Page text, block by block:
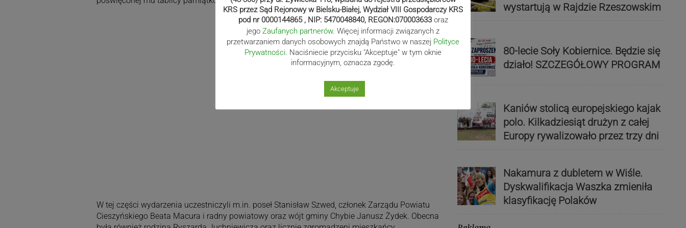
W tej części wydarzenia uczestniczyli m.in. poseł Stanisław Szwed, członek Zarządu Powiatu
Cieszyńskiego Beata Macura i radny powiatowy oraz wójt gminy Chybie Janusz Żydek. Obecna
wystartują w Rajdzie Rzeszowskim
80-lecie Soły Kobiernice. Będzie się
działo! SZCZEGÓŁOWY PROGRAM
Kaniów stolicą europejskiego kajak
polo. Kilkadziesiąt drużyn z całej
Europy rywalizowało przez trzy dni
Nakamura z dubletem w Wiśle.
Dyskwalifikacja Waszka zmieniła
klasyfikację Polaków
KRS przez Sąd Rejonowy w Bielsku-Białej, Wydział VIII Gospodarczy KRS
pod nr 0000144865 , NIP: 5470048840, REGON:070003633 oraz
jego Zaufanych partnerów. Więcej informacji związanych z
przetwarzaniem danych osobowych znajdą Państwo w naszej Polityce
Prywatności . Naciśniecie przycisku "Akceptuje" w tym oknie
informacyjnym, oznacza zgodę.
Akceptuje